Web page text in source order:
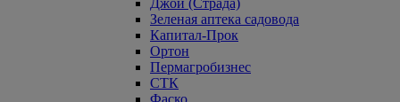
Джой (Страда)
Зеленая аптека садовода
Капитал-Прок
Ортон
Пермагробизнес
СТК
Фаско